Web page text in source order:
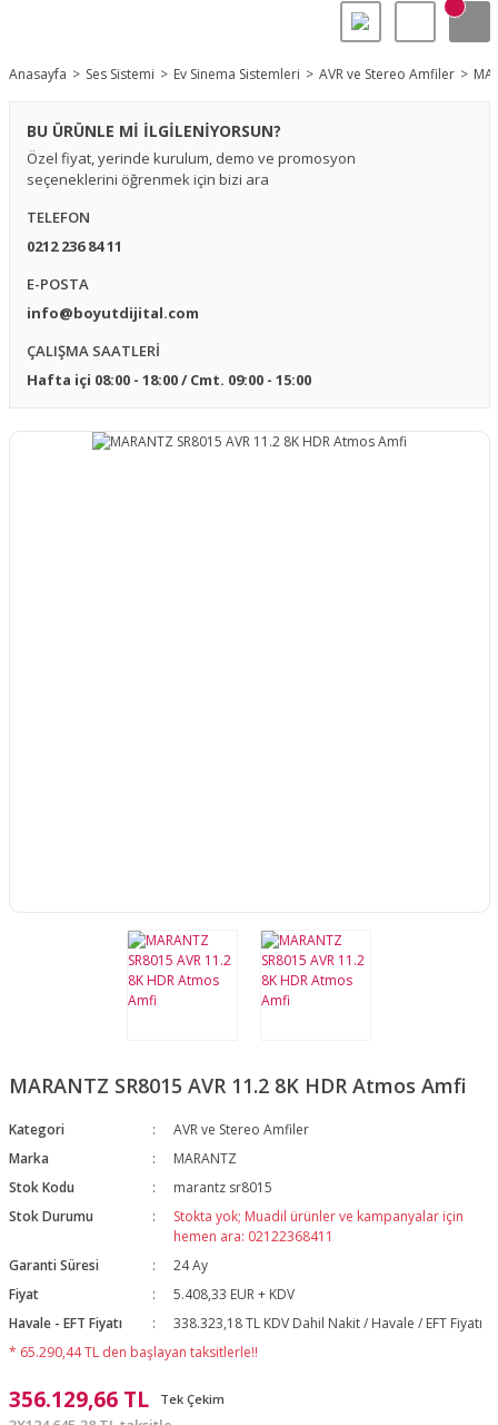
Anasayfa Ses Sistemi Ev Sinema Sistemleri AVR ve Stereo Amfiler
BU ÜRÜNLE Mİ İLGİLENİYORSUN?
Özel fiyat, yerinde kurulum, demo ve promosyon
seçeneklerini öğrenmek için bizi ara
TELEFON
0212 236 84 11
E-POSTA
info@boyutdijital.com
ÇALIŞMA SAATLERİ
Hafta içi 08:00 - 18:00 / Cmt. 09:00 - 15:00
MARANTZ SR8015 AVR 11.2 8K HDR Atmos Amfi
Kategori
AVR ve Stereo Amfiler
Marka
MARANTZ
Stok Kodu
marantz sr8015
Stok Durumu
Stokta yok; Muadil ürünler ve kampanyalar için
hemen ara: 02122368411
Garanti Süresi
24 Ay
Fiyat
5.408,33 EUR + KDV
Havale - EFT Fiyatı
338.323,18 TL KDV Dahil Nakit / Havale / EFT Fiyatı
* 65.290,44 TL den başlayan taksitlerle!!
356.129,66 TL Tek Çekim